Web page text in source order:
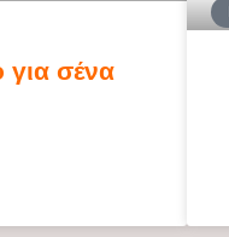
για σένα